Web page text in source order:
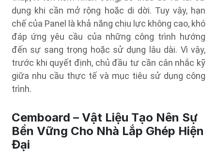
dụng khi cần mở rộng hoặc di dời. Tuy vậy, hạn
chế của Panel là khả năng chịu lực không cao, khó
đáp ứng yêu cầu của những công trình hướng
đến sự sang trọng hoặc sử dụng lâu dài. Vì vậy,
trước khi quyết định, chủ đầu tư cần cân nhắc kỹ
giữa nhu cầu thực tế và mục tiêu sử dụng công
trình.
Cemboard – Vật Liệu Tạo Nên Sự
Bền Vững Cho Nhà Lắp Ghép Hiện
Đại